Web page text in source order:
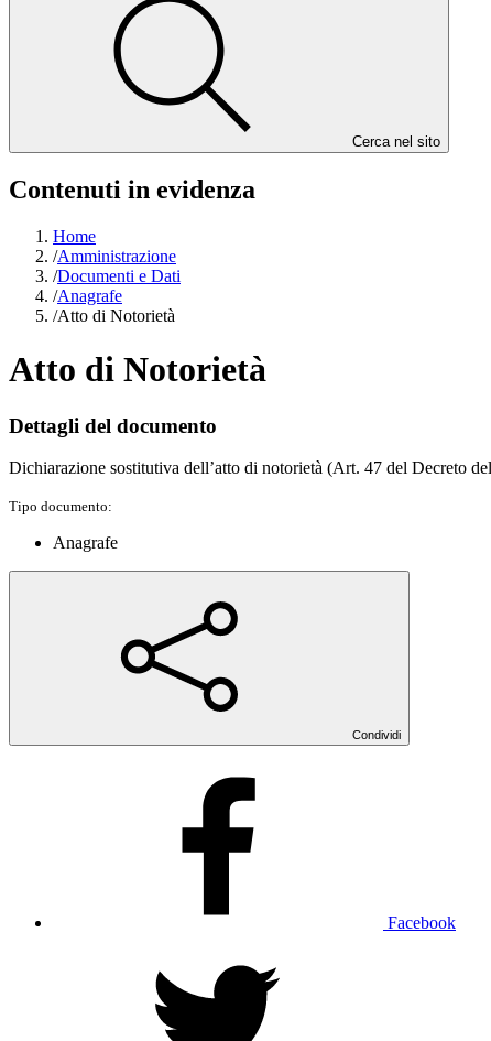
Cerca nel sito
Contenuti in evidenza
Home
/Amministrazione
/Documenti e Dati
/Anagrafe
/Atto di Notorietà
Atto di Notorietà
Dettagli del documento
Dichiarazione sostitutiva dell’atto di notorietà (Art. 47 del Decreto
Tipo documento:
Anagrafe
Condividi
Facebook